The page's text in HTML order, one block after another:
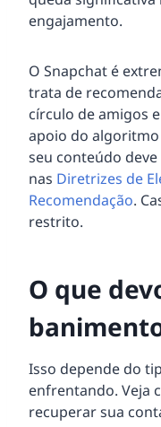
engajamento.
O Snapchat é
trata de
círculo de amigos
apoio do
seu conteúdo
nas Diretrizes de
Recomendação.
restrito.
O que
Isso depende do
enfrentando. Veja
recuperar sua